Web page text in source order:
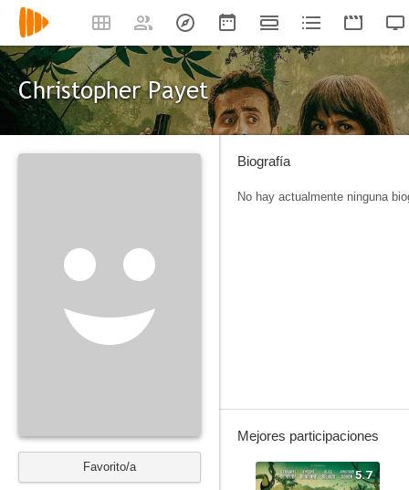
Christopher Payet
Favorito/a
Biografía
No hay actualmente ninguna
Mejores participaciones
5.7